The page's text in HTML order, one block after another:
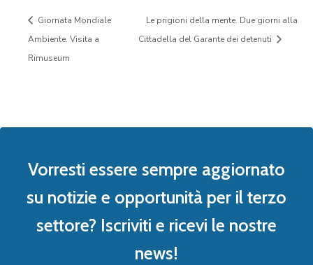
Giornata Mondiale
Ambiente. Visita a
Rimuseum
Le prigioni della mente. Due giorni alla
Cittadella del Garante dei detenuti
Vorresti essere sempre aggiornato
su notizie e opportunità per il terzo
settore? Iscriviti e ricevi le nostre
news!